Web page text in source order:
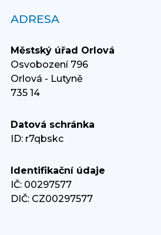
ADRESA
Městský úřad Orlová
Osvobození 796
Orlová - Lutyně
735 14
Datová schránka
ID: r7qbskc
Identifikační údaje
IČ: 00297577
DIČ: CZ00297577